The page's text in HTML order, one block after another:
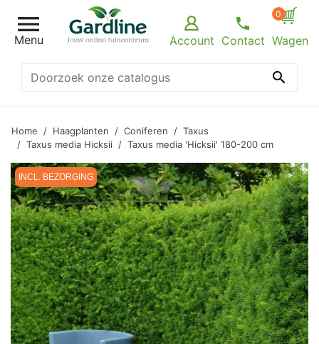

Menu Account Contact
0
Wagen

Home Haagplanten Coniferen
Taxus
Taxus media Hicksii
Taxus media 'Hicksii' 180-200 cm
INCL. BEZORGING